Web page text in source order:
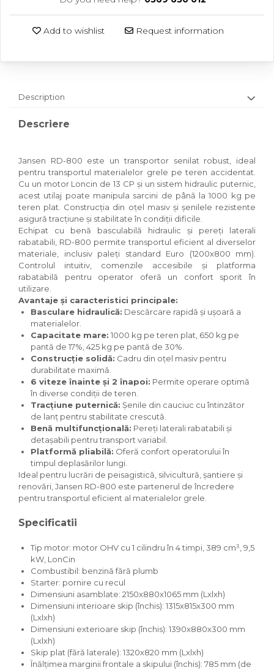
Add to wishlist Request information
Description
Descriere
Jansen RD-800 este un transportor senilat robust, ideal
pentru transportul materialelor grele pe teren accidentat.
Cu un motor Loncin de 13 CP și un sistem hidraulic puternic,
acest utilaj poate manipula sarcini de până la 1000 kg pe
teren plat. Construcția din oțel masiv și șenilele rezistente
asigură tracțiune și stabilitate în condiții dificile.
Echipat cu benă basculabilă hidraulic și pereți laterali
rabatabili, RD-800 permite transportul eficient al diverselor
materiale, inclusiv paleți standard Euro (1200x800 mm).
Controlul intuitiv, comenzile accesibile și platforma
rabatabilă pentru operator oferă un confort sporit în
utilizare.
Avantaje și caracteristici principale:
Basculare hidraulică: Descărcare rapidă și ușoară a
materialelor.
Capacitate mare: 1000 kg pe teren plat, 650 kg pe
pantă de 17%, 425 kg pe pantă de 30%.
Construcție solidă: Cadru din oțel masiv pentru
durabilitate maximă.
6 viteze înainte și 2 înapoi: Permite operare optimă
în diverse condiții de teren.
Tracțiune puternică: Șenile din cauciuc cu întinzător
de lanț pentru stabilitate crescută.
Benă multifuncțională: Pereți laterali rabatabili și
detașabili pentru transport variabil.
Platformă pliabilă: Oferă confort operatorului în
timpul deplasărilor lungi.
Ideal pentru lucrări de peisagistică, silvicultură, șantiere și
renovări, Jansen RD-800 este partenerul de încredere
pentru transportul eficient al materialelor grele.
Specificatii
Tip motor: motor OHV cu 1 cilindru în 4 timpi, 389 cm³, 9,5
kW, LonCin
Combustibil: benzină fără plumb
Starter: pornire cu recul
Dimensiuni asamblate: 2150x880x1065 mm (Lxlxh)
Dimensiuni interioare skip (închis): 1315x815x300 mm
(Lxlxh)
Dimensiuni exterioare skip (închis): 1390x880x300 mm
(Lxlxh)
Skip plat (fără laterale): 1320x820 mm (Lxlxh)
Înălțimea marginii frontale a skipului (închis): 785 mm (de